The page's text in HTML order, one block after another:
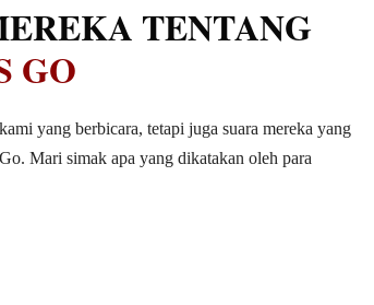
TENTANG
GO
yang berbicara, tetapi juga suara mereka yang
Mari simak apa yang dikatakan oleh para
dengan Yayasan Felix Mario Go dan hingga saat
kerja-kerja nyata dalam pendukung pembangunan
seorang pengusaha di Jakarta, saya kenal baik